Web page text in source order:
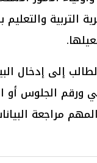
التربية
إلى إدخال
ورقم الجلوس أو
مراجعة